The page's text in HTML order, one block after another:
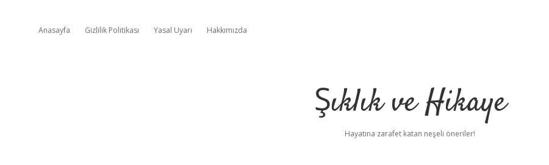
Anasayfa Gizlilik Politikası Yasal Uyarı Hakkımızda
Şıklık ve Hikaye
Hayatına zarafet katan neşeli öneriler!